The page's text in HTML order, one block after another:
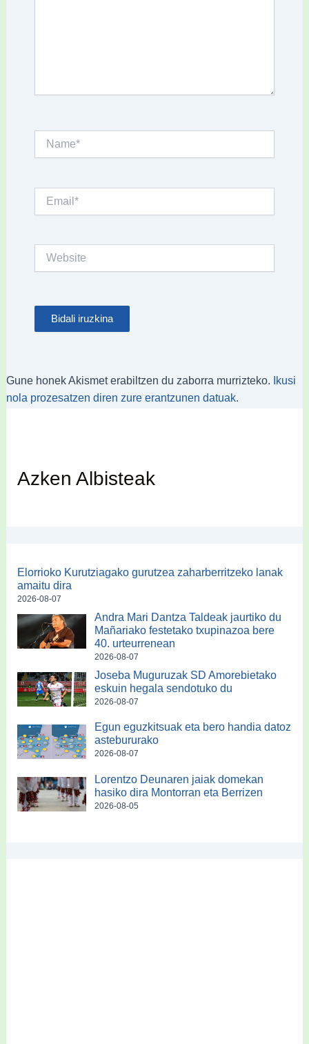
Website
Gune honek Akismet erabiltzen du zaborra murrizteko.
Ikusi
nola prozesatzen diren zure erantzunen datuak.
Azken Albisteak
Elorrioko Kurutziagako gurutzea zaharberritzeko lanak
amaitu dira
2026-08-07
Andra Mari Dantza Taldeak jaurtiko du
Mañariako festetako txupinazoa bere
40. urteurrenean
2026-08-07
Joseba Muguruzak SD Amorebietako
eskuin hegala sendotuko du
2026-08-07
Egun eguzkitsuak eta bero handia datoz
astebururako
2026-08-07
Lorentzo Deunaren jaiak domekan
hasiko dira Montorran eta Berrizen
2026-08-05